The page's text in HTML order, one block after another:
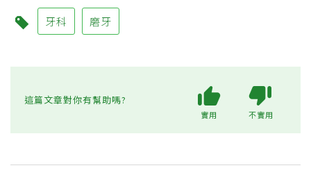
牙科 磨牙
這篇文章對你有幫助嗎?
實用 不實用